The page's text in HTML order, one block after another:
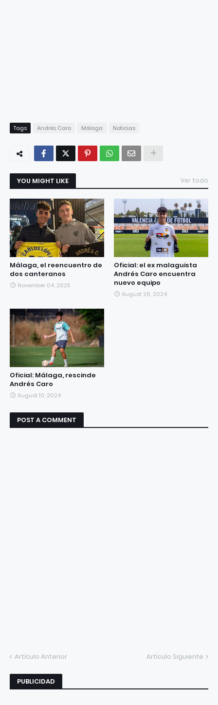
Tags Andrés Caro Málaga Noticias
YOU MIGHT LIKE Ver todo
Málaga, el reencuentro de
dos canteranos
November 04, 2025
Oficial: el ex malaguista
Andrés Caro encuentra
nuevo equipo
August 26, 2024
Oficial: Málaga, rescinde
Andrés Caro
August 10, 2024
POST A COMMENT
Artículo Anterior Artículo Siguiente
PUBLICIDAD